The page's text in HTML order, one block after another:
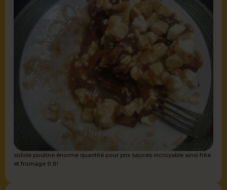
solide poutine énorme quantité pour prix sauces incroyable ainsi frite
et fromage 9.8!